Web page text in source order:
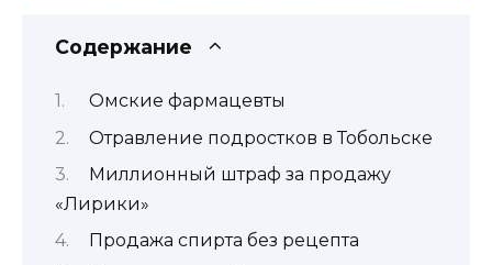
Содержание
Омские фармацевты
Отравление подростков в Тобольске
Миллионный штраф за продажу
«Лирики»
Продажа спирта без рецепта